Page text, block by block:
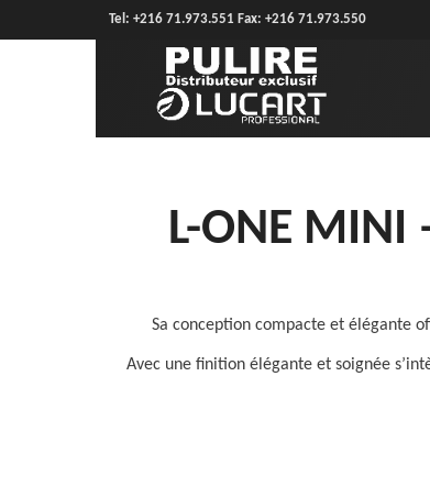
Tel: +216 71.973.551 Fax: +216 71.973.550
L-ONE
Sa conception compacte et élégante
Avec une finition élégante et soignée